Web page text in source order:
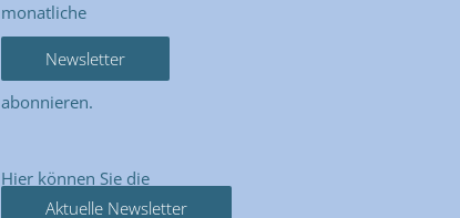
monatliche
Newsletter
abonnieren.
Hier können Sie die
Aktuelle Newsletter